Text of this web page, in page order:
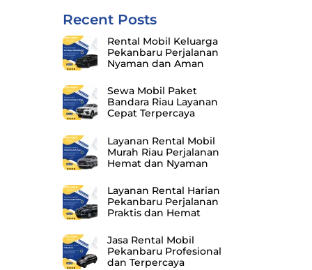
Recent Posts
Rental Mobil Keluarga
Pekanbaru Perjalanan
Nyaman dan Aman
Sewa Mobil Paket
Bandara Riau Layanan
Cepat Terpercaya
Layanan Rental Mobil
Murah Riau Perjalanan
Hemat dan Nyaman
Layanan Rental Harian
Pekanbaru Perjalanan
Praktis dan Hemat
Jasa Rental Mobil
Pekanbaru Profesional
dan Terpercaya